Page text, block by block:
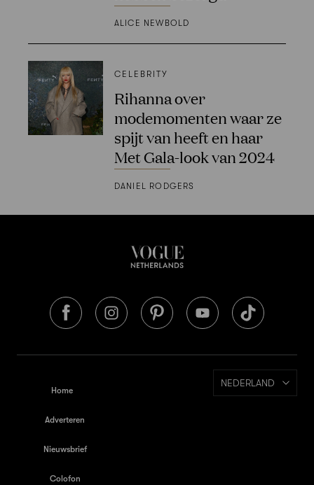
ALICE NEWBOLD
CELEBRITY
Rihanna over
modemomenten waar ze
spijt van heeft en haar
Met Gala-look van 2024
DANIEL RODGERS
Home
Adverteren
Nieuwsbrief
Colofon
NEDERLAND